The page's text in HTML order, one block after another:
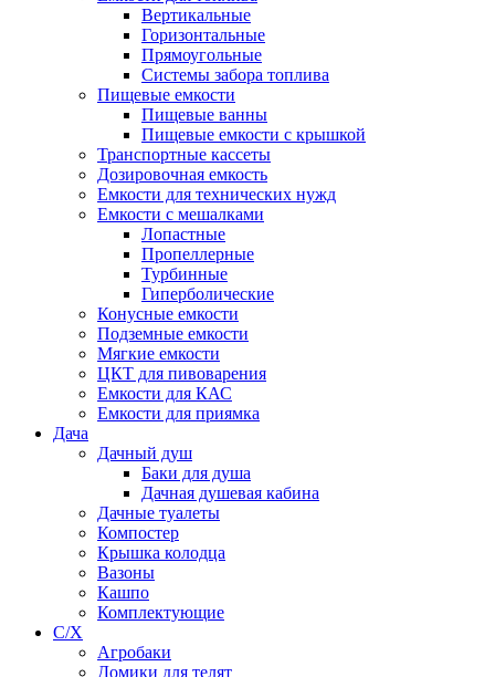
Вертикальные
Горизонтальные
Прямоугольные
Системы забора топлива
Пищевые емкости
Пищевые ванны
Пищевые емкости с крышкой
Транспортные кассеты
Дозировочная емкость
Емкости для технических нужд
Емкости с мешалками
Лопастные
Пропеллерные
Турбинные
Гиперболические
Конусные емкости
Подземные емкости
Мягкие емкости
ЦКТ для пивоварения
Емкости для КАС
Емкости для приямка
Дача
Дачный душ
Баки для душа
Дачная душевая кабина
Дачные туалеты
Компостер
Крышка колодца
Вазоны
Кашпо
Комплектующие
С/Х
Агробаки
Домики для телят